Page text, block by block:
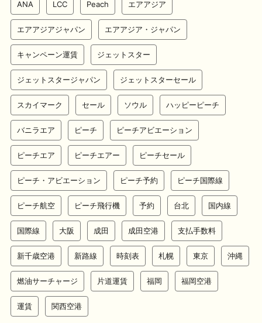
ANA LCC Peach エアアジア
エアアジアジャパン エアアジア・ジャパン
キャンペーン運賃 ジェットスター
ジェットスタージャパン ジェットスターセール
スカイマーク セール ソウル ハッピーピーチ
バニラエア ピーチ ピーチアビエーション
ピーチエア ピーチエアー ピーチセール
ピーチ・アビエーション ピーチ予約 ピーチ国際線
ピーチ航空 ピーチ飛行機 予約 台北 国内線
国際線 大阪 成田 成田空港 支払手数料
新千歳空港 新路線 時刻表 札幌 東京 沖縄
燃油サーチャージ 片道運賃 福岡 福岡空港
運賃 関西空港